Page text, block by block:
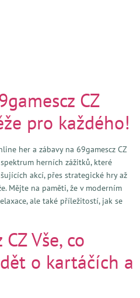
CZ
pro každého!
her a zábavy na 69gamescz CZ
herních zážitků, které
akcí, přes strategické hry až
Mějte na paměti, že v moderním
ale také příležitostí, jak se
Vše, co
o kartáčích a